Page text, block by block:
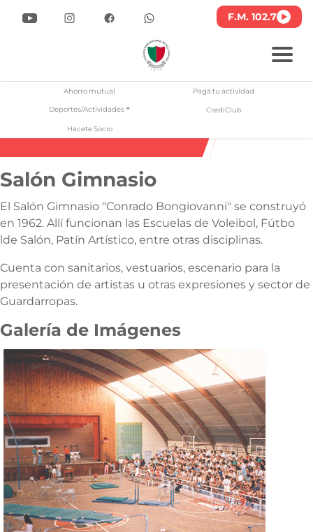
Pasar
al
contenido
F.M. 102.7
Ahorro mutual
Pagá tu actividad
Deportes/Actividades
CrediClub
Hacete Socio
Salón Gimnasio
Salón Gimnasio
El Salón Gimnasio "Conrado Bongiovanni" se construyó
en 1962. Allí funcionan las Escuelas de Voleibol, Fútbo
lde Salón, Patín Artístico, entre otras disciplinas.
Cuenta con sanitarios, vestuarios, escenario para la
presentación de artistas u otras expresiones y sector de
Guardarropas.
Galería de Imágenes